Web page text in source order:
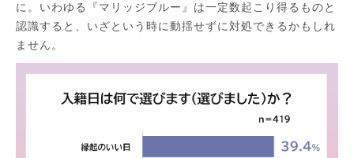
に。いわゆる『マリッジブルー』は一定数起こり得るものと
認識すると、いざという時に動揺せずに対処できるかもしれ
ません。